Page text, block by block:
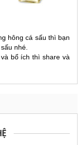
hông cá sấu thì bạn
nhé.
bổ ích thì share và